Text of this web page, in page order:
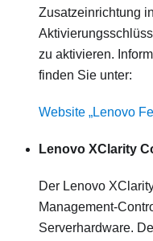
Zusatzeinrichtung
zu aktivieren.
finden Sie unter:
Website „Lenovo
Lenovo XClarity
Der Lenovo
Management-
Serverhardware.